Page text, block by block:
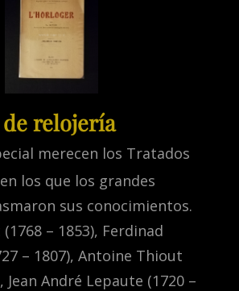
relojería
merecen los Tratados
los que los grandes
sus conocimientos.
– 1853), Ferdinad
– 1807), Antoine Thiout
Jean André Lepaute (1720 –